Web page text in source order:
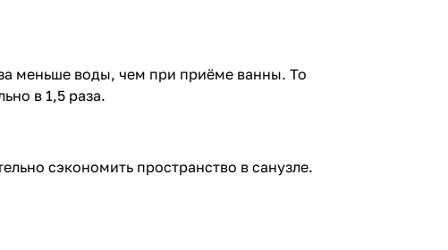
меньше воды, чем при приёме ванны. То
в 1,5 раза.
сэкономить пространство в санузле.